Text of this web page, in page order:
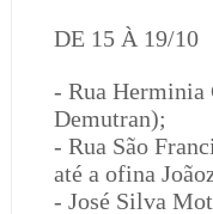
DE 15 À 19/10
- Rua Herminia
Demutran);
- Rua São
até a ofina
- José Silva